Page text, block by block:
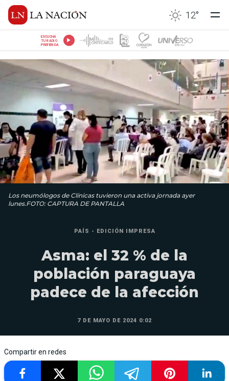
12°
ESCUCHÁ
TU RADIO
PREFERIDA
Los neumólogos de Clínicas tuvieron una activa jornada ayer
lunes.FOTO: CAPTURA DE PANTALLA
PAÍS - EDICIÓN IMPRESA
Asma: el 32 % de la
población paraguaya
padece de la afección
7 DE MAYO DE 2024 0:02
Compartir en redes